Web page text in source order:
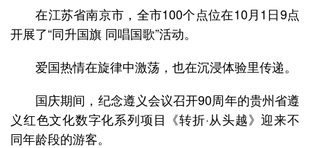
在江苏省南京市，全市100个点位在10月1日9点
开展了“同升国旗 同唱国歌”活动。
爱国热情在旋律中激荡，也在沉浸体验里传递。
国庆期间，纪念遵义会议召开90周年的贵州省遵
义红色文化数字化系列项目《转折·从头越》迎来不
同年龄段的游客。